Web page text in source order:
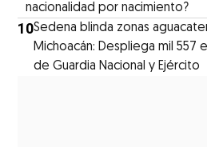
nacionalidad por nacimiento?
10Sedena blinda zonas
Michoacán: Despliega mil 557
de Guardia Nacional y Ejército